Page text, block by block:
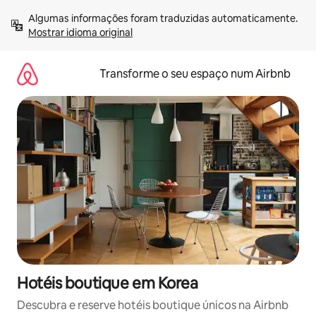
para
Mostrar idioma original
Transforme o seu espaço num Airbnb
Hotéis boutique em Korea
Descubra e reserve hotéis boutique únicos na Airbnb